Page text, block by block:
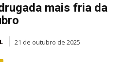
mais fria da
21 de outubro de 2025